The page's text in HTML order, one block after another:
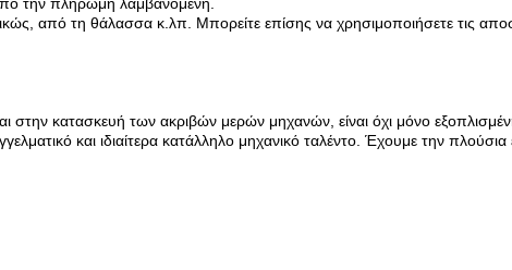
από τη θάλασσα κ.λπ. Μπορείτε επίσης να χρησιμοποιήσετε τις
στην κατασκευή των ακριβών μερών μηχανών, είναι όχι μόνο
και ιδιαίτερα κατάλληλο μηχανικό ταλέντο. Έχουμε την